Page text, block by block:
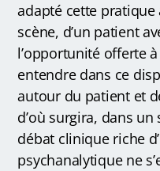
adapté cette
scène, d’un patient
l’opportunité offerte
entendre dans ce
autour du patient et
d’où surgira, dans
débat clinique riche
psychanalytique ne